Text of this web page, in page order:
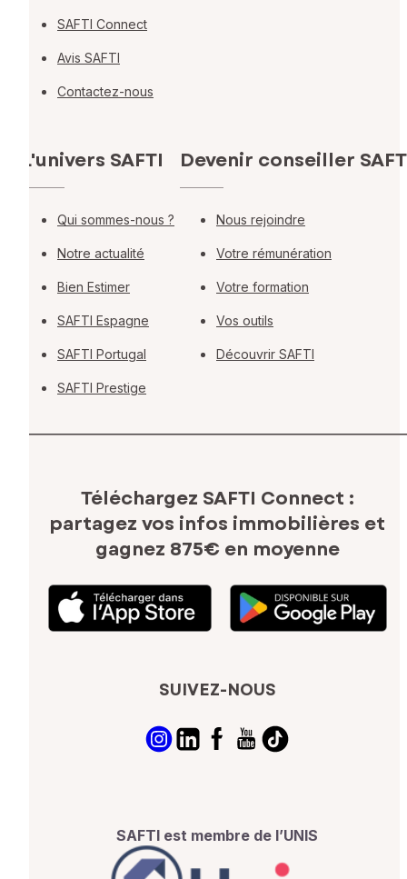
SAFTI Connect
Avis SAFTI
Contactez-nous
L'univers SAFTI
Qui sommes-nous ?
Notre actualité
Bien Estimer
SAFTI Espagne
SAFTI Portugal
SAFTI Prestige
Devenir conseiller
Nous rejoindre
Votre rémunération
Votre formation
Vos outils
Découvrir SAFTI
Téléchargez SAFTI Connect :
partagez vos infos immobilières et
gagnez 875€ en moyenne
SUIVEZ-NOUS
SAFTI est membre de l’UNIS